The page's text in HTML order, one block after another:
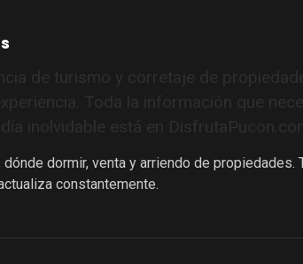
dónde dormir, venta y arriendo de propiedades.
constantemente.